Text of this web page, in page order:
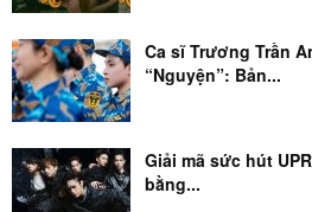
Ca sĩ Trương Trần
“Nguyện”: Bản...
Giải mã sức hút
bằng...